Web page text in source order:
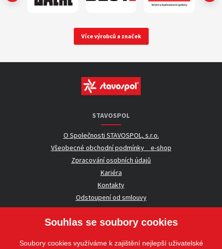
Více výrobců a značek
STAVOSPOL
O Společnosti STAVOSPOL, s.r.o.
Všeobecné obchodní podmínky _ e-shop
Zpracování osobních údajů
Kariéra
Kontakty
Odstoupení od smlouvy
UŽITEČNÉ INFORMACE
Nezávazná poptávka
Souhlas se soubory cookies
Soubory cookies využíváme k zajištění nejlepší uživatelské